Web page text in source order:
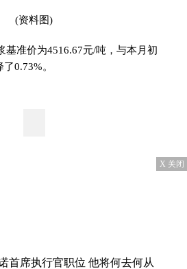
(资料图)
基准价为4516.67元/吨，与本月初
0.73%。
X 关闭
首席执行官职位 他将何去何从